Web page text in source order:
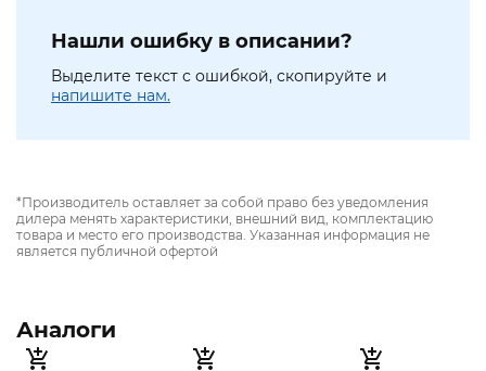
Нашли ошибку в описании?
Выделите текст с ошибкой, скопируйте и
напишите нам.
*Производитель оставляет за собой право без уведомления
дилера менять характеристики, внешний вид, комплектацию
товара и место его производства. Указанная информация не
является публичной офертой
Аналоги